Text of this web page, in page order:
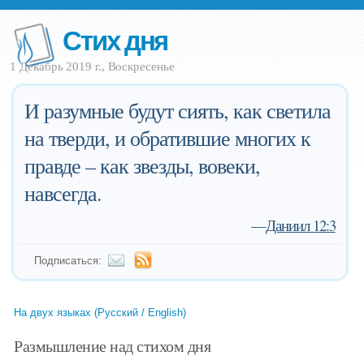
Стих дня
1 Декабрь 2019 г., Воскресенье
И разумные будут сиять, как светила
на тверди, и обратившие многих к
правде – как звезды, вовеки,
навсегда.
—Даниил 12:3
Подписаться:
На двух языках (Русский / English)
Размышление над стихом дня